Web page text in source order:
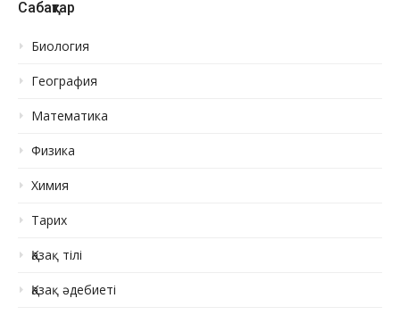
Сабақтар
Биология
География
Математика
Физика
Химия
Тарих
Қазақ тілі
Қазақ әдебиеті